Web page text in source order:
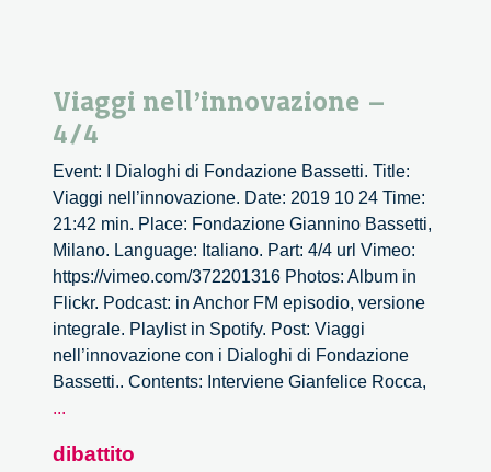
Viaggi nell’innovazione –
4/4
Event: I Dialoghi di Fondazione Bassetti. Title:
Viaggi nell’innovazione. Date: 2019 10 24 Time:
21:42 min. Place: Fondazione Giannino Bassetti,
Milano. Language: Italiano. Part: 4/4 url Vimeo:
https://vimeo.com/372201316 Photos: Album in
Flickr. Podcast: in Anchor FM episodio, versione
integrale. Playlist in Spotify. Post: Viaggi
nell’innovazione con i Dialoghi di Fondazione
Bassetti.. Contents: Interviene Gianfelice Rocca,
...
–
dibattito